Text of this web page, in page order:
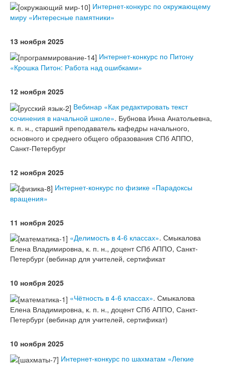
Интернет-конкурс по окружающему
миру «Интересные памятники»
13 ноября 2025
Интернет-конкурс по Питону
«Крошка Питон: Работа над ошибками»
12 ноября 2025
Вебинар «Как редактировать текст
сочинения в начальной школе». Бубнова Инна Анатольевна,
к. п. н., старший преподаватель кафедры начального,
основного и среднего общего образования СПб АППО,
Санкт-Петербург
12 ноября 2025
Интернет-конкурс по физике «Парадоксы
вращения»
11 ноября 2025
«Делимость в 4-6 классах». Смыкалова
Елена Владимировна, к. п. н., доцент СПб АППО, Санкт-
Петербург (вебинар для учителей, сертификат
10 ноября 2025
«Чётность в 4-6 классах». Смыкалова
Елена Владимировна, к. п. н., доцент СПб АППО, Санкт-
Петербург (вебинар для учителей, сертификат)
10 ноября 2025
Интернет-конкурс по шахматам «Легкие